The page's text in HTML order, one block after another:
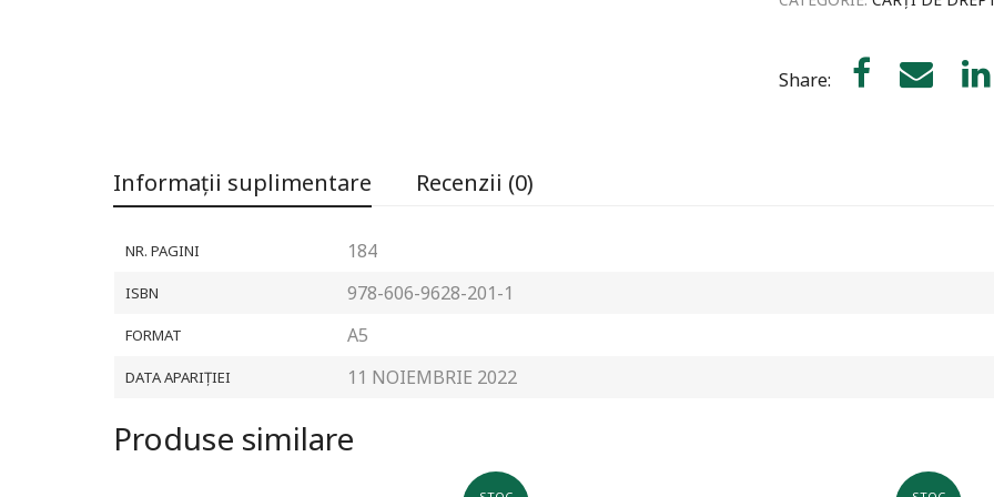
Share:
Informații suplimentare Recenzii (0)
NR. PAGINI 184
ISBN 978-606-9628-201-1
FORMAT A5
DATA APARIȚIEI 11 NOIEMBRIE 2022
Produse similare